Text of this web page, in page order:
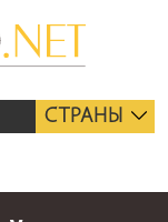
СТРАНЫ